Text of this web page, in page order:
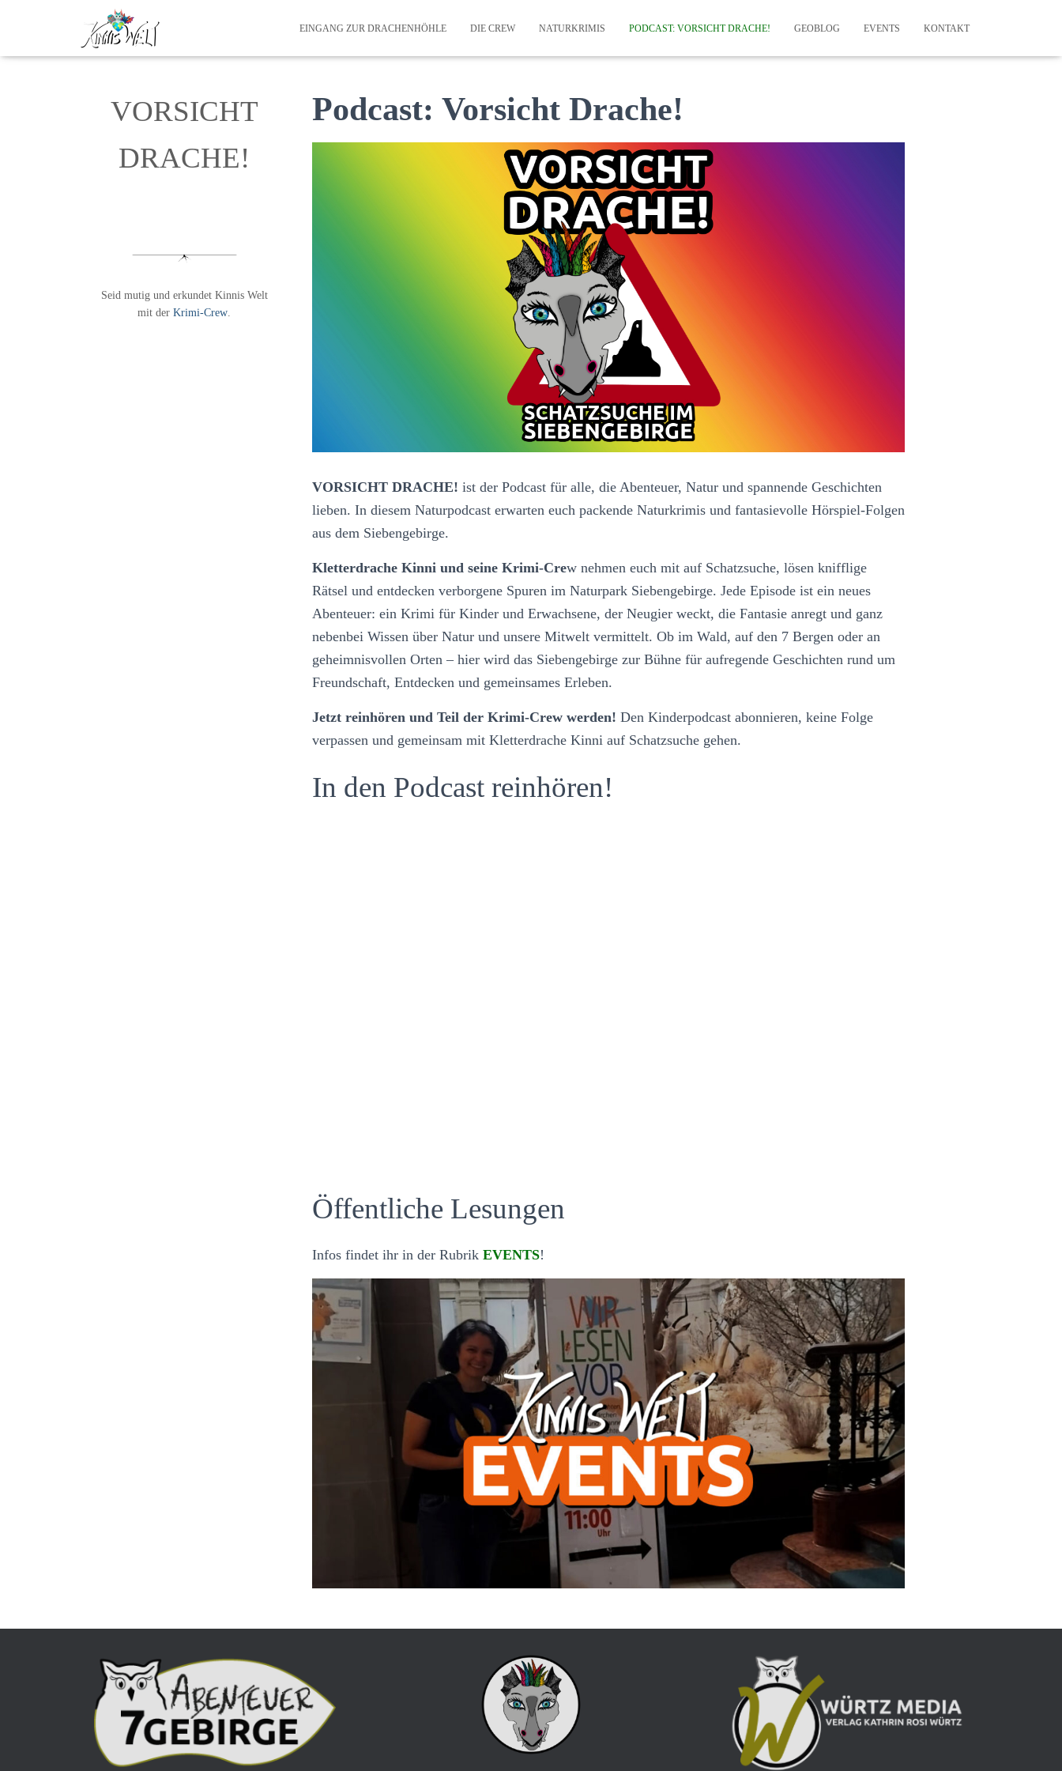
EINGANG ZUR DRACHENHÖHLE DIE CREW NATURKRIMIS PODCAST: VORSICHT DRACHE! GEOBLOG EVENTS KONTAKT
VORSICHT
DRACHE!
Seid mutig und erkundet Kinnis Welt
mit derKrimi-Crew.
Podcast: Vorsicht Drache!
VORSICHT DRACHE! ist der Podcast für alle, die Abenteuer, Natur und spannende Geschichten
lieben. In diesem Naturpodcast erwarten euch packende Naturkrimis und fantasievolle Hörspiel-Folgen
aus dem Siebengebirge.
Kletterdrache Kinni und seine Krimi-Crew nehmen euch mit auf Schatzsuche, lösen knifflige
Rätsel und entdecken verborgene Spuren im Naturpark Siebengebirge. Jede Episode ist ein neues
Abenteuer: ein Krimi für Kinder und Erwachsene, der Neugier weckt, die Fantasie anregt und ganz
nebenbei Wissen über Natur und unsere Mitwelt vermittelt. Ob im Wald, auf den 7 Bergen oder an
geheimnisvollen Orten – hier wird das Siebengebirge zur Bühne für aufregende Geschichten rund um
Freundschaft, Entdecken und gemeinsames Erleben.
Jetzt reinhören und Teil der Krimi-Crew werden! Den Kinderpodcast abonnieren, keine Folge
verpassen und gemeinsam mit Kletterdrache Kinni auf Schatzsuche gehen.
In den Podcast reinhören!
Öffentliche Lesungen
Infos findet ihr in der Rubrik EVENTS!